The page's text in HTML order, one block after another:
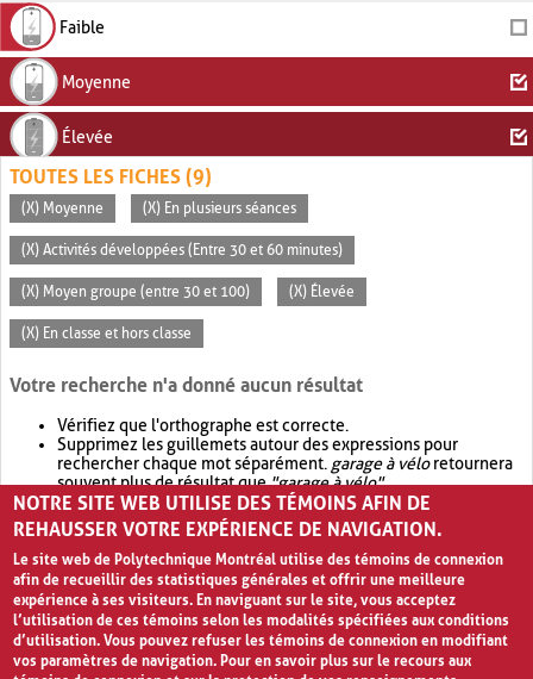
Faible
Moyenne
Élevée
TOUTES LES FICHES (9)
(X) Moyenne (X) En plusieurs séances
(X) Activités développées (Entre 30 et 60 minutes)
(X) Moyen groupe (entre 30 et 100) (X) Élevée
(X) En classe et hors classe
Votre recherche n'a donné aucun résultat
Vérifiez que l'orthographe est correcte.
Supprimez les guillemets autour des expressions pour
rechercher chaque mot séparément. garage à véloretournera
souvent plus de résultat que"garage à vélo".
Envisagez d'élargir votre recherche avec OR.garage OR vélo
retournera souvent plus de résultat quegarage à vélo
NOTRE SITE WEB UTILISE DES TÉMOINS AFIN DE
REHAUSSER VOTRE EXPÉRIENCE DE NAVIGATION.
Le site web de Polytechnique Montréal utilise des témoins de connexion
afin de recueillir des statistiques générales et offrir une meilleure
expérience à ses visiteurs. En naviguant sur le site, vous acceptez
l’utilisation de ces témoins selon les modalités spécifiées aux conditions
d’utilisation. Vous pouvez refuser les témoins de connexion en modifiant
vos paramètres de navigation. Pour en savoir plus sur le recours aux